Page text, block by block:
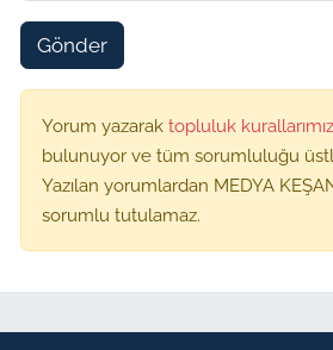
Gönder
Yorum yazarak topluluk
bulunuyor ve tüm sorumluluğu
Yazılan yorumlardan MEDYA
sorumlu tutulamaz.